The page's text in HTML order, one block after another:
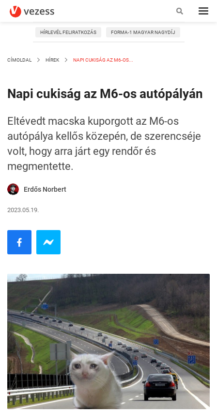
HÍRLEVÉL FELIRATKOZÁS FORMA-1 MAGYAR NAGYDÍJ
CÍMOLDAL HÍREK NAPI CUKISÁG AZ M6-OS...
Napi cukiság az M6-os autópályán
Eltévedt macska kuporgott az M6-os
autópálya kellős közepén, de szerencséje
volt, hogy arra járt egy rendőr és
megmentette.
Erdős Norbert
2023.05.19.